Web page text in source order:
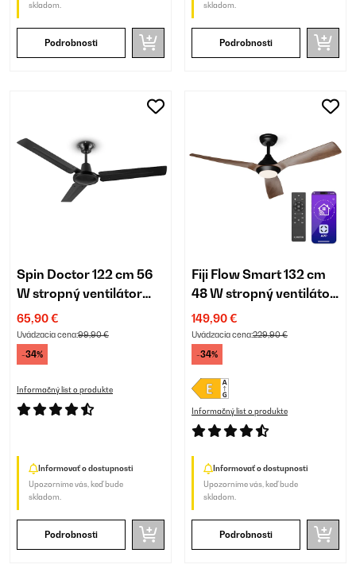
skladom.
Podrobnosti
skladom.
Podrobnosti
Spin Doctor 122 cm 56
W stropný ventilátor
čierna
65,90 €
Uvádzacia cena:99,90 €
-34%
Informačný list o produkte
Informovať o dostupnosti
Upozorníme vás, keď bude
skladom.
Podrobnosti
Fiji Flow Smart 132 cm
48 W stropný ventilátor
so svietidlom orech
149,90 €
Uvádzacia cena:229,90 €
-34%
Informačný list o produkte
Informovať o dostupnosti
Upozorníme vás, keď bude
skladom.
Podrobnosti